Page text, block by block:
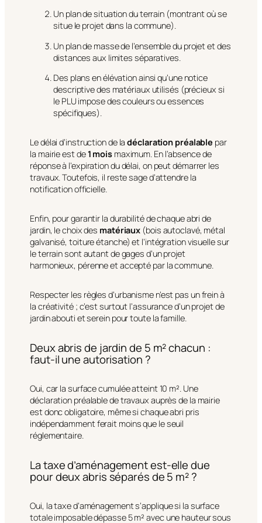
Un plan de situation du terrain (montrant où se
situe le projet dans la commune).
Un plan de masse de l’ensemble du projet et des
distances aux limites séparatives.
Des plans en élévation ainsi qu’une notice
descriptive des matériaux utilisés (précieux si
le PLU impose des couleurs ou essences
spécifiques).
Le délai d’instruction de ladéclaration préalable par
la mairie est de1 moismaximum. En l’absence de
réponse à l’expiration du délai, on peut démarrer les
travaux. Toutefois, il reste sage d’attendre la
notification officielle.
Enfin, pour garantir la durabilité de chaque abri de
jardin, le choix des matériaux (bois autoclavé, métal
galvanisé, toiture étanche) et l’intégration visuelle sur
le terrain sont autant de gages d’un projet
harmonieux, pérenne et accepté par la commune.
Respecter les règles d’urbanisme n’est pas un frein à
la créativité ; c’est surtout l’assurance d’un projet de
jardin abouti et serein pour toute la famille.
Deux abris de jardin de 5 m² chacun :
faut-il une autorisation ?
Oui, car la surface cumulée atteint 10 m². Une
déclaration préalable de travaux auprès de la mairie
est donc obligatoire, même si chaque abri pris
indépendamment ferait moins que le seuil
réglementaire.
La taxe d’aménagement est-elle due
pour deux abris séparés de 5 m² ?
Oui, la taxe d’aménagement s’applique si la surface
totale imposable dépasse 5 m² avec une hauteur sous